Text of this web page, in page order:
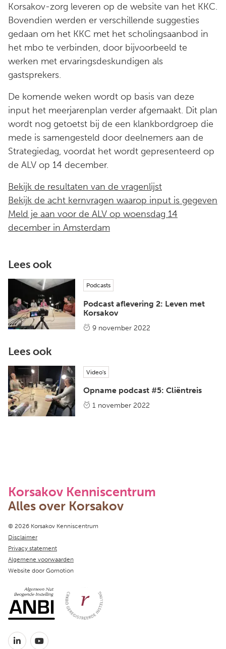
Korsakov-zorg leveren op de website van het KKC.
Bovendien werden er verschillende suggesties
gedaan om het KKC met het scholingsaanbod in
het mbo te verbinden, door bijvoorbeeld te
werken met ervaringsdeskundigen als
gastsprekers.
De komende weken wordt op basis van deze
input het meerjarenplan verder afgemaakt. Dit plan
wordt nog getoetst bij de een klankbordgroep die
mede is samengesteld door deelnemers aan de
Strategiedag, voordat het wordt gepresenteerd op
de ALV op 14 december.
Bekijk de resultaten van de vragenlijst
Bekijk de acht kernvragen waarop input is gegeven
Meld je aan voor de ALV op woensdag 14
december in Amsterdam
Lees ook
Podcasts
Podcast aflevering 2: Leven met
Korsakov
9 november 2022
Lees ook
Video's
Opname podcast #5: Cliëntreis
1 november 2022
Korsakov Kenniscentrum
Alles over Korsakov
Copyright navigation
© 2026 Korsakov Kenniscentrum
Disclaimer
Privacy statement
Algemene voorwaarden
Website door Gomotion